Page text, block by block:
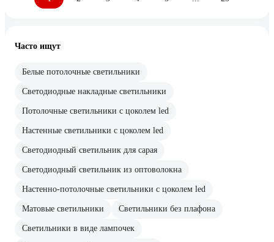
Часто ищут
Белые потолочные светильники
Светодиодные накладные светильники
Потолочные светильники с цоколем led
Настенные светильники с цоколем led
Светодиодный светильник для сарая
Светодиодный светильник из оптоволокна
Настенно-потолочные светильники с цоколем led
Матовые светильники Светильники без плафона
Светильники в виде лампочек